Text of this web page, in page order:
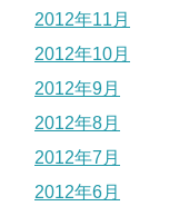
2012年11月
2012年10月
2012年9月
2012年8月
2012年7月
2012年6月